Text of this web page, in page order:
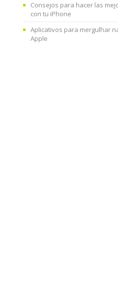
Consejos para hacer las
con tu iPhone
Aplicativos para mergulhar
Apple